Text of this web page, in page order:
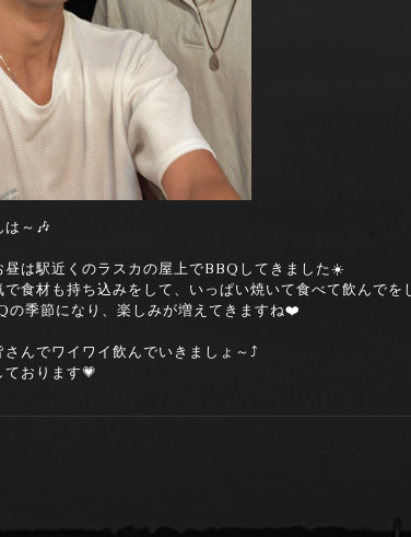
は～🎶
昼は駅近くのラスカの屋上でBBQしてきました☀️
で食材も持ち込みをして、いっぱい焼いて食べて飲んでを
の季節になり、楽しみが増えてきますね❤️
さんでワイワイ飲んでいきましょ～⤴️
ております💗